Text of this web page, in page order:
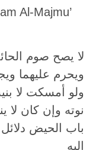
Al-Majmu’
لا يصح صوم
ويحرم عليهما
ولو أمسكت لا
نوته وإن كان لا
باب الحيض
إليه